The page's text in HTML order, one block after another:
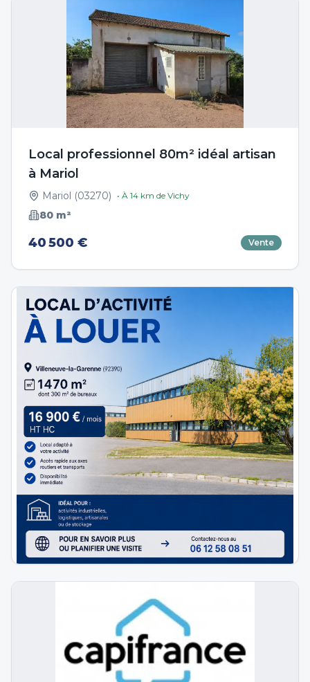
Local professionnel 80m² idéal artisan
à Mariol
Mariol (03270) • À 14 km de Vichy
80 m²
40 500 € Vente